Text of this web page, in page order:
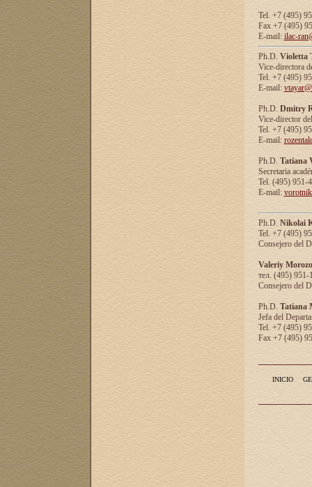
Tel. +7 (495)
Fax +7 (495)
E-mail: ilac-
Ph.D. Violetta
Vice-directora
Tel. +7 (495)
E-mail:
Ph.D. Dmitry
Vice-director
Tel. +7 (495)
E-mail:
Ph.D. Tatiana
Secretaria
Tel. (495) 951-
E-mail:
Ph.D. Nikolai
Tel. +7 (495)
Consejero del
Valeriy
тел. (495) 951-
Consejero del
Ph.D. Tatiana
Jefa del
Tel. +7 (495)
Fax +7 (495)
INICIO